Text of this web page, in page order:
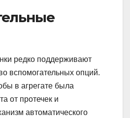
редко поддерживают
вспомогательных опций.
в агрегате была
от протечек и
автоматического